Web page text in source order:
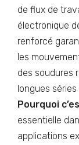
de flux de
électronique
renforcé
les
des soudures
longues
Pourquoi
essentielle
applications